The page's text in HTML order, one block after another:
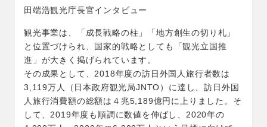
田端浩観光庁長官インタビュー
観光事業は、「成長戦略の柱」「地方創生の切り札」
と位置づけられ、国家的戦略としても「観光立国推
進」が大きく掲げられています。
その成果として、2018年度の訪日外国人旅行者数は
3,119万人（日本政府観光局JNTO）に達し、訪日外国
人旅行消費額の総額は４兆5,189億円に上りました。そ
して、2019年度も順調に数値を伸ばし、2020年の